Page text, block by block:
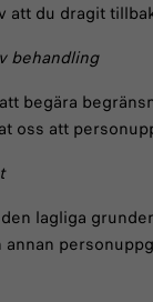
att du dragit
behandling
begära
oss att
lagliga